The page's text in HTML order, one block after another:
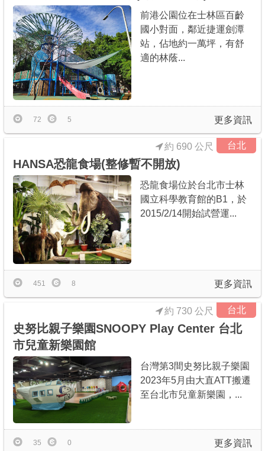
前港公園位在士林區百齡
國小對面，鄰近捷運劍潭
站，佔地約一萬坪，有舒
適的林蔭...
更多資訊
72 5
台北
HANSA恐龍食場(整修暫不開放)
約 690 公尺
恐龍食場位於台北市士林
國立科學教育館的B1，於
2015/2/14開始試營運...
更多資訊
451 8
台北
史努比親子樂園SNOOPY Play Center 台北
市兒童新樂園館
約 730 公尺
台灣第3間史努比親子樂園
2023年5月由大直ATT搬遷
至台北市兒童新樂園，...
更多資訊
35 0